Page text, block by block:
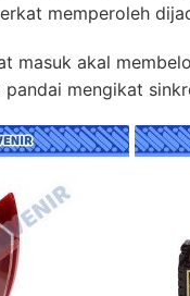
memperoleh
masuk akal
pandai mengikat